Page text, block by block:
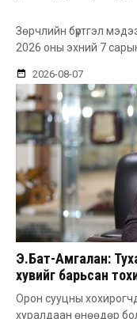
Зөрчлийн бүртгэл
2026 оны эхний 7
2026-08-07
Э.Бат-Амгалан:
хувийг барьсан
авдаг болгоно
Орон сууцны
хуралдаан өнөөдөр